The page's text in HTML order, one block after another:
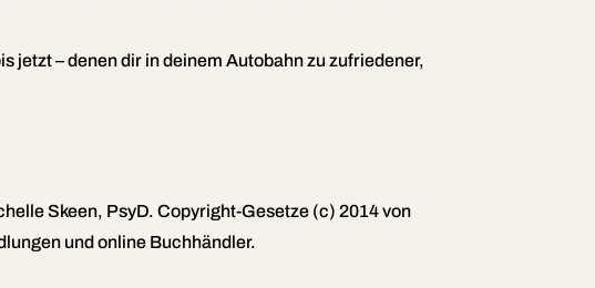
jetzt – denen dir in deinem Autobahn zu zufriedener,
Skeen, PsyD. Copyright-Gesetze (c) 2014 von
und online Buchhändler.